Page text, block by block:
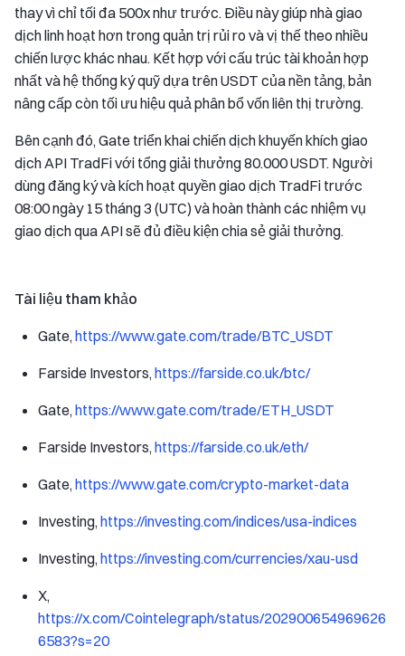
thay vì chỉ tối đa 500x như trước. Điều này giúp nhà giao
dịch linh hoạt hơn trong quản trị rủi ro và vị thế theo nhiều
chiến lược khác nhau. Kết hợp với cấu trúc tài khoản hợp
nhất và hệ thống ký quỹ dựa trên USDT của nền tảng, bản
nâng cấp còn tối ưu hiệu quả phân bổ vốn liên thị trường.
Bên cạnh đó, Gate triển khai chiến dịch khuyến khích giao
dịch API TradFi với tổng giải thưởng 80.000 USDT. Người
dùng đăng ký và kích hoạt quyền giao dịch TradFi trước
08:00 ngày 15 tháng 3 (UTC) và hoàn thành các nhiệm vụ
giao dịch qua API sẽ đủ điều kiện chia sẻ giải thưởng.
Tài liệu tham khảo
Gate,https://www.gate.com/trade/BTC_USDT
Farside Investors,https://farside.co.uk/btc/
Gate,https://www.gate.com/trade/ETH_USDT
Farside Investors,https://farside.co.uk/eth/
Gate,https://www.gate.com/crypto-market-data
Investing,https://investing.com/indices/usa-indices
Investing,https://investing.com/currencies/xau-usd
X,
https://x.com/Cointelegraph/status/202900654969626
6583?s=20